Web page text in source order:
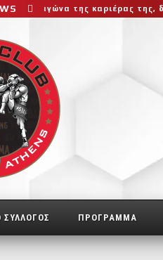
της καριέρας της,
ΣΥΛΛΟΓΟΣ ΠΡΟΓΡΑΜΜΑ